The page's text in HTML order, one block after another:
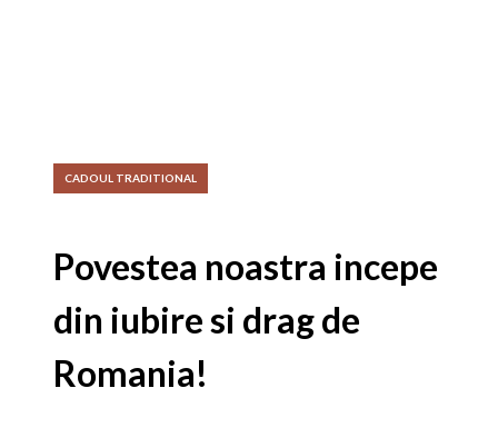
CADOUL TRADITIONAL
Povestea noastra incepe
din iubire si drag de
Romania!